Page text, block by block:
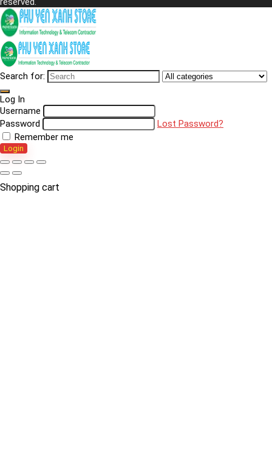
Search for:
Log In
Username
Password
Lost Password?
Remember me
Login
Shopping cart